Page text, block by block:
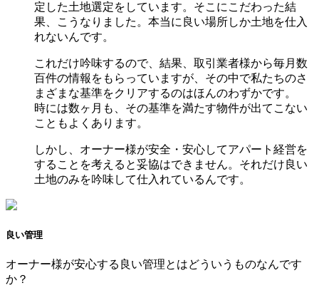
定した土地選定をしています。そこにこだわった結
果、こうなりました。本当に良い場所しか土地を仕入
れないんです。
これだけ吟味するので、結果、取引業者様から毎月数
百件の情報をもらっていますが、その中で私たちのさ
まざまな基準をクリアするのはほんのわずかです。
時には数ヶ月も、その基準を満たす物件が出てこない
こともよくあります。
しかし、オーナー様が安全・安心してアパート経営を
することを考えると妥協はできません。それだけ良い
土地のみを吟味して仕入れているんです。
良い管理
オーナー様が安心する良い管理とはどういうものなんです
か？